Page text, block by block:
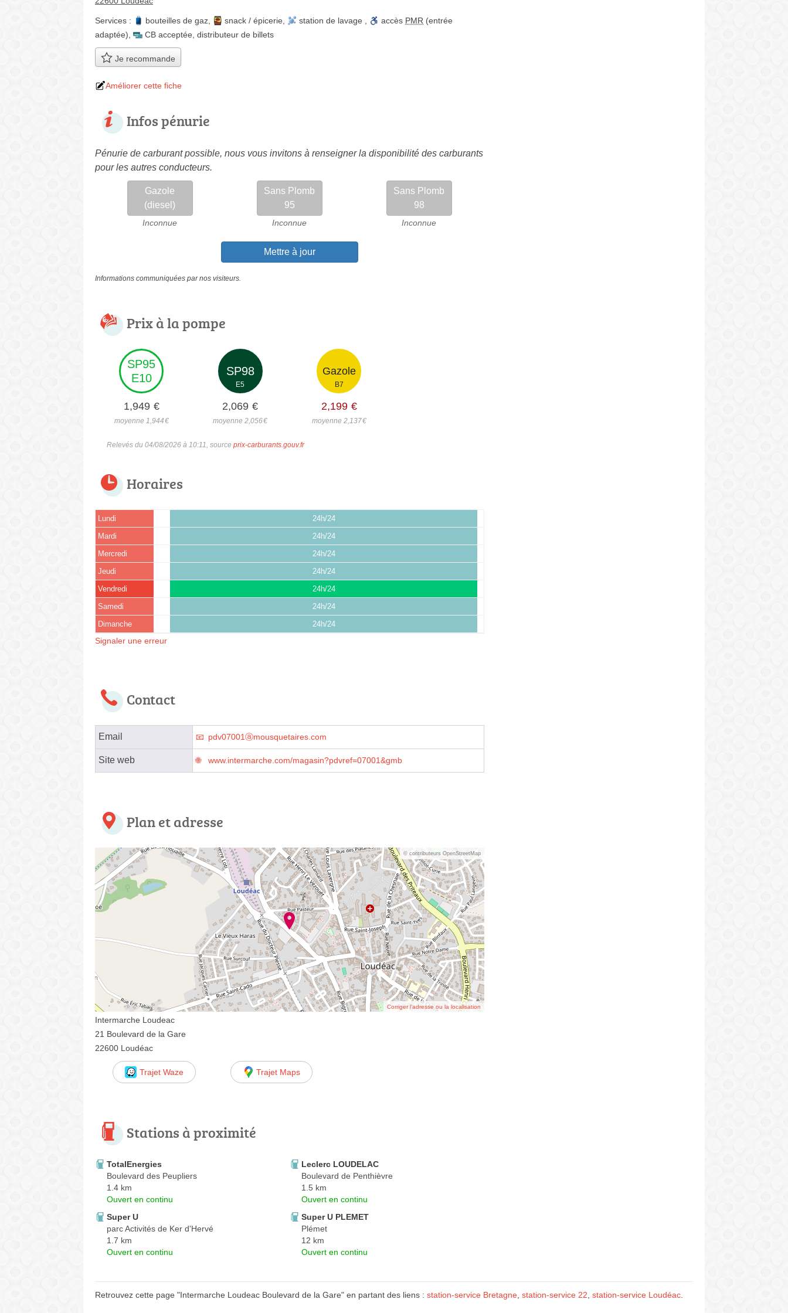
Services : bouteilles de gaz snack / épicerie station de lavage accès PMR (entrée
adaptée)
CB acceptée distributeur de billets
Je recommande
Améliorer cette fiche
Infos pénurie
Pénurie de carburant possible, nous vous invitons à renseigner la disponibilité des carburants
pour les autres conducteurs.
Gazole
(diesel)
Inconnue
Sans Plomb
95
Inconnue
Sans Plomb
98
Inconnue
Mettre à jour
Informations communiquées par nos visiteurs.
Prix à la pompe
SP95
E10
1,949 €
moyenne 1,944€
SP98
E5
2,069 €
moyenne 2,056€
Gazole
B7
2,199 €
moyenne 2,137€
Relevés du 04/08/2026 à 10:11, source prix-carburants.gouv.fr
Horaires
Lundi 24h/24
Mardi 24h/24
Mercredi 24h/24
Jeudi 24h/24
Vendredi 24h/24
Samedi 24h/24
Dimanche 24h/24
Signaler une erreur
Contact
Email pdv07001ⓐmousquetaires.com
Site web www.intermarche.com/magasin?pdvref=07001&gmb
Plan et adresse
© contributeurs OpenStreetMap
Corriger l’adresse ou la localisation
Intermarche Loudeac
21 Boulevard de la Gare
22600 Loudéac
Trajet Waze Trajet Maps
Stations à proximité
TotalEnergies
Boulevard des Peupliers
1.4 km
Ouvert en continu
Leclerc LOUDELAC
Boulevard de Penthièvre
1.5 km
Ouvert en continu
Super U
parc Activités de Ker d'Hervé
1.7 km
Ouvert en continu
Super U PLEMET
Plémet
12 km
Ouvert en continu
Retrouvez cette page "Intermarche Loudeac Boulevard de la Gare" en partant des liens : station-service Bretagne station-service 22 station-service Loudéac